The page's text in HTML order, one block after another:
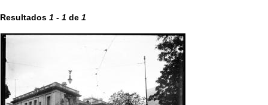
Resultados 1 - 1 de 1